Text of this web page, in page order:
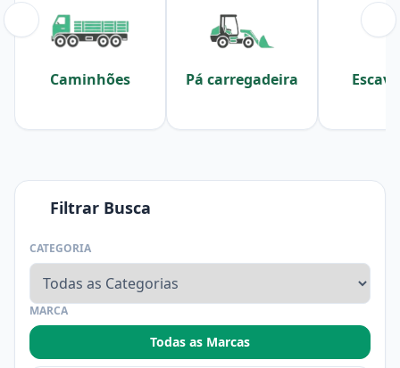
Caminhões Pá carregadeira
Filtrar Busca
CATEGORIA
MARCA
Todas as Marcas